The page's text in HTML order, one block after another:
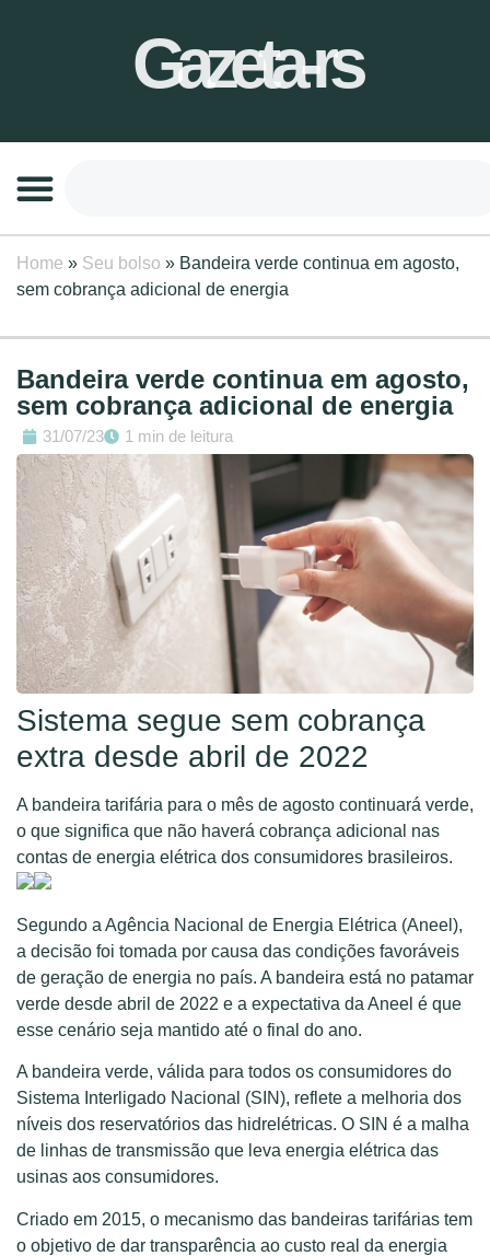
Gazeta-rs
Home » Seu bolso » Bandeira verde continua em agosto,
sem cobrança adicional de energia
Bandeira verde continua em agosto,
sem cobrança adicional de energia
31/07/23 1 min de leitura
Sistema segue sem cobrança
extra desde abril de 2022
A bandeira tarifária para o mês de agosto continuará verde,
o que significa que não haverá cobrança adicional nas
contas de energia elétrica dos consumidores brasileiros.
Segundo a Agência Nacional de Energia Elétrica (Aneel),
a decisão foi tomada por causa das condições favoráveis
de geração de energia no país. A bandeira está no patamar
verde desde abril de 2022 e a expectativa da Aneel é que
esse cenário seja mantido até o final do ano.
A bandeira verde, válida para todos os consumidores do
Sistema Interligado Nacional (SIN), reflete a melhoria dos
níveis dos reservatórios das hidrelétricas. O SIN é a malha
de linhas de transmissão que leva energia elétrica das
usinas aos consumidores.
Criado em 2015, o mecanismo das bandeiras tarifárias tem
o objetivo de dar transparência ao custo real da energia